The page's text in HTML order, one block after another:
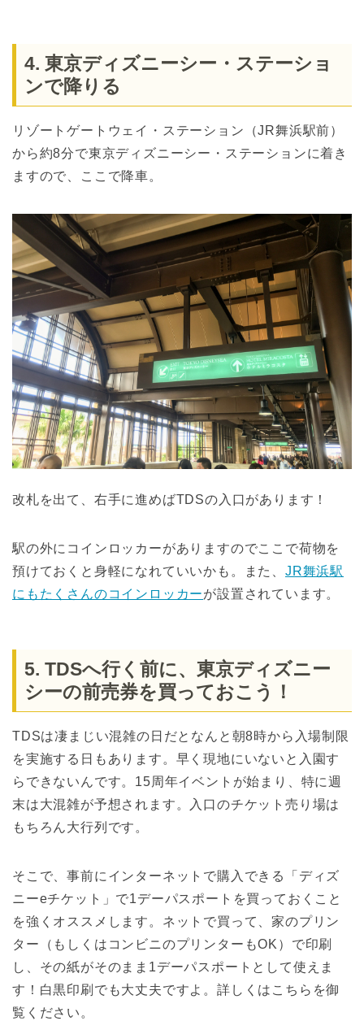
4. 東京ディズニーシー・ステーショ
ンで降りる
リゾートゲートウェイ・ステーション（JR舞浜駅前）
から約8分で東京ディズニーシー・ステーションに着き
ますので、ここで降車。
改札を出て、右手に進めばTDSの入口があります！
駅の外にコインロッカーがありますのでここで荷物を
預けておくと身軽になれていいかも。また、 JR舞浜駅
にもたくさんのコインロッカーが設置されています。
5. TDSへ行く前に、東京ディズニー
シーの前売券を買っておこう！
TDSは凄まじい混雑の日だとなんと朝8時から入場制限
を実施する日もあります。早く現地にいないと入園す
らできないんです。15周年イベントが始まり、特に週
末は大混雑が予想されます。入口のチケット売り場は
もちろん大行列です。
そこで、事前にインターネットで購入できる「ディズ
ニーeチケット」で1デーパスポートを買っておくこと
を強くオススメします。ネットで買って、家のプリン
ター（もしくはコンビニのプリンターもOK）で印刷
し、その紙がそのまま1デーパスポートとして使えま
す！白黒印刷でも大丈夫ですよ。詳しくはこちらを御
覧ください。